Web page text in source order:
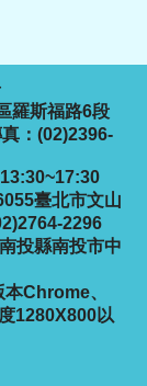
羅斯福路6段
：(02)2396-
臺北市文山
2296
投縣南投市中
Chrome、
1280X800以